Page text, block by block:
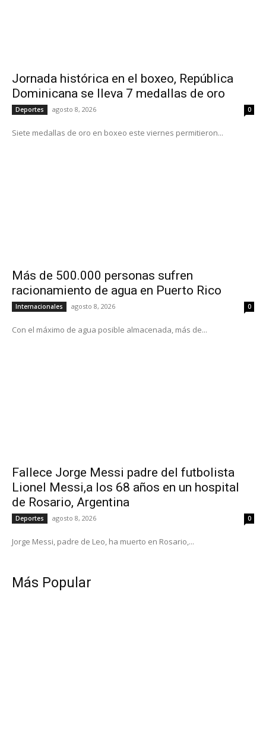
Jornada histórica en el boxeo, República
Dominicana se lleva 7 medallas de oro
Deportes agosto 8, 2026 0
Siete medallas de oro en boxeo este viernes permitieron...
Más de 500.000 personas sufren
racionamiento de agua en Puerto Rico
Internacionales agosto 8, 2026 0
Con el máximo de agua posible almacenada, más de...
Fallece Jorge Messi padre del futbolista
Lionel Messi,a los 68 años en un hospital
de Rosario, Argentina
Deportes agosto 8, 2026 0
Jorge Messi, padre de Leo, ha muerto en Rosario,...
Más Popular